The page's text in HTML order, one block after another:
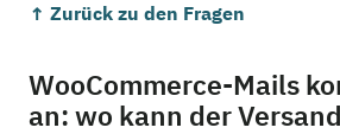
↑ Zurück zu den Fragen
WooCommerce-Mails
an: wo kann der